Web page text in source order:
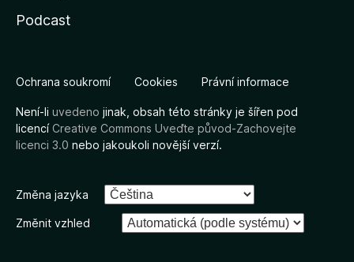
Podcast
Ochrana soukromí Cookies Právní informace
Není-li uvedeno jinak, obsah této stránky je šířen pod
licencíCreative Commons Uveďte původ-Zachovejte
licenci 3.0 nebo jakoukoli novější verzí.
Změna jazyka
Změnit vzhled